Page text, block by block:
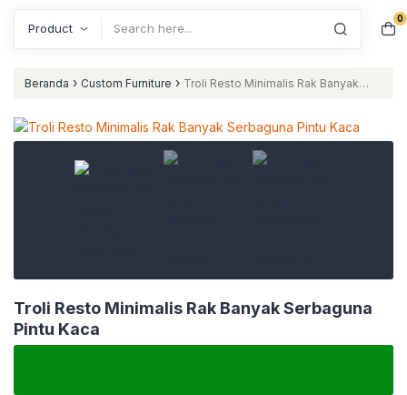
0
Beranda › Custom Furniture › Troli Resto Minimalis Rak Banyak
Troli Resto Minimalis Rak Banyak Serbaguna
Pintu Kaca